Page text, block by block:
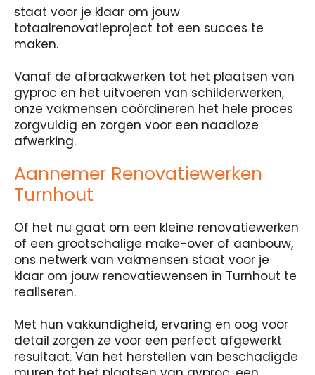
staat voor je klaar om jouw
totaalrenovatieproject tot een succes te
maken.
Vanaf de afbraakwerken tot het plaatsen van
gyproc en het uitvoeren van schilderwerken,
onze vakmensen coördineren het hele proces
zorgvuldig en zorgen voor een naadloze
afwerking.
Aannemer Renovatiewerken
Turnhout
Of het nu gaat om een kleine renovatiewerken
of een grootschalige make-over of aanbouw,
ons netwerk van vakmensen staat voor je
klaar om jouw renovatiewensen in Turnhout te
realiseren.
Met hun vakkundigheid, ervaring en oog voor
detail zorgen ze voor een perfect afgewerkt
resultaat. Van het herstellen van beschadigde